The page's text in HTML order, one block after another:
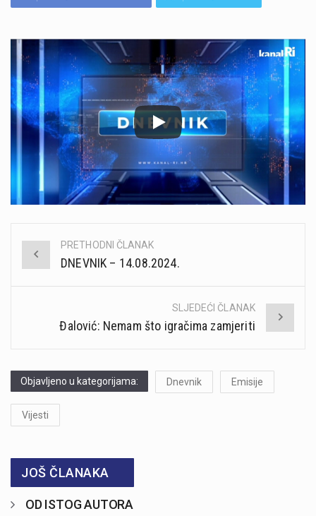
Post
PRETHODNI ČLANAK
DNEVNIK – 14.08.2024.
SLJEDEĆI ČLANAK
Đalović: Nemam što igračima zamjeriti
Objavljeno u kategorijama: Dnevnik Emisije
Vijesti
JOŠ ČLANAKA
OD ISTOG AUTORA